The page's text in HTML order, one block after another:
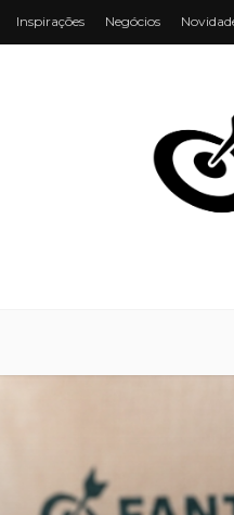
Inspirações Negócios